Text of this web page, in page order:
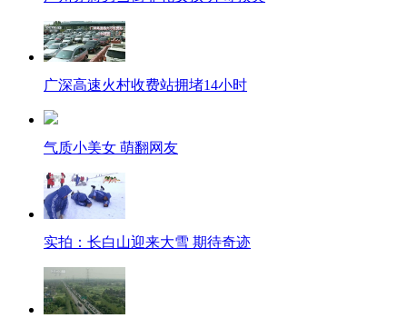
广深高速火村收费站拥堵14小时
气质小美女 萌翻网友
实拍：长白山迎来大雪 期待奇迹